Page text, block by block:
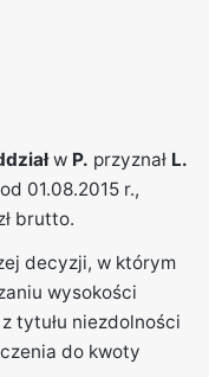
w P. przyznał L.
01.08.2015 r.,
brutto.
decyzji, w którym
wysokości
tytułu niezdolności
do kwoty